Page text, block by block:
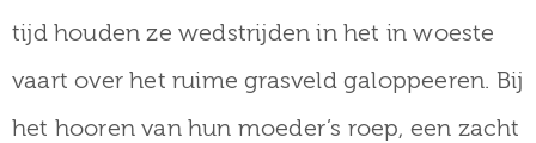
tijd houden ze wedstrijden in het in woeste
vaart over het ruime grasveld galoppeeren. Bij
het hooren van hun moeder’s roep, een zacht